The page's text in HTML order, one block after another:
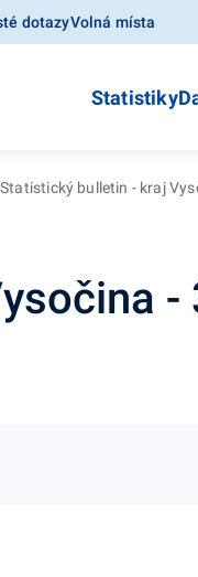
dotazyVolná místa
Statistiky
Statistický bulletin - kraj